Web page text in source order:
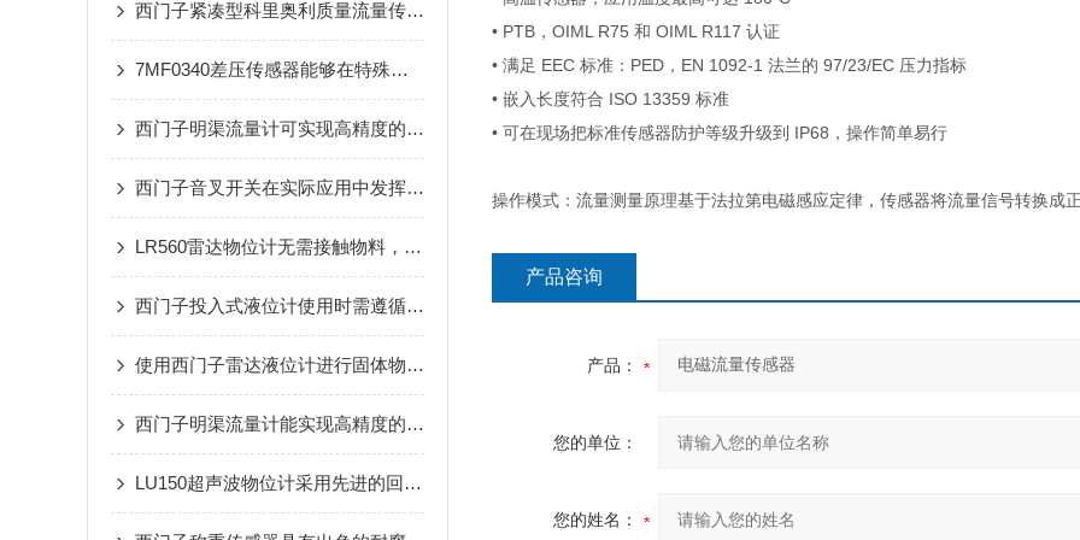
西门子紧凑型科里奥利质量流量传感器更小更高效
7MF0340差压传感器能够在特殊的温度条件下正常工作
西门子明渠流量计可实现高精度的流量计量
西门子音叉开关在实际应用中发挥哪些作用？
LR560雷达物位计无需接触物料，安装简单方便
西门子投入式液位计使用时需遵循哪些步骤？
使用西门子雷达液位计进行固体物料的测量
西门子明渠流量计能实现高精度的液位测量
LU150超声波物位计采用先进的回波捕捉算法和自适应阈值技术
• PTB，OIML R75 和 OIML R117 认证
• 满足 EEC 标准：PED，EN 1092-1 法兰的 97/23/EC 压力指标
• 嵌入长度符合 ISO 13359 标准
• 可在现场把标准传感器防护等级升级到 IP68，操作简单易行
操作模式：流量测量原理基于法拉第电磁感应定律，传感器将流量信号转换成
产品咨询
产品：
您的单位：
您的姓名：